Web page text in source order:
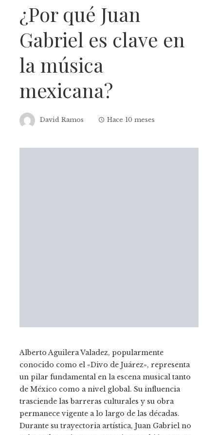
¿Por qué Juan
Gabriel es clave en
la música
mexicana?
David Ramos Hace 10 meses
Alberto Aguilera Valadez, popularmente
conocido como el «Divo de Juárez», representa
un pilar fundamental en la escena musical tanto
de México como a nivel global. Su influencia
trasciende las barreras culturales y su obra
permanece vigente a lo largo de las décadas.
Durante su trayectoria artística, Juan Gabriel no